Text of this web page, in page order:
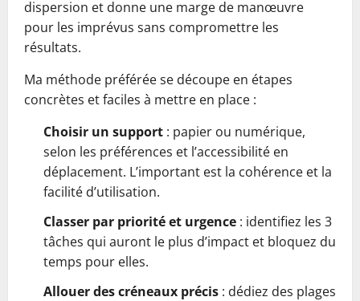
dispersion et donne une marge de manœuvre
pour les imprévus sans compromettre les
résultats.
Ma méthode préférée se découpe en étapes
concrètes et faciles à mettre en place :
Choisir un support : papier ou numérique,
selon les préférences et l’accessibilité en
déplacement. L’important est la cohérence et la
facilité d’utilisation.
Classer par priorité et urgence : identifiez les 3
tâches qui auront le plus d’impact et bloquez du
temps pour elles.
Allouer des créneaux précis : dédiez des plages